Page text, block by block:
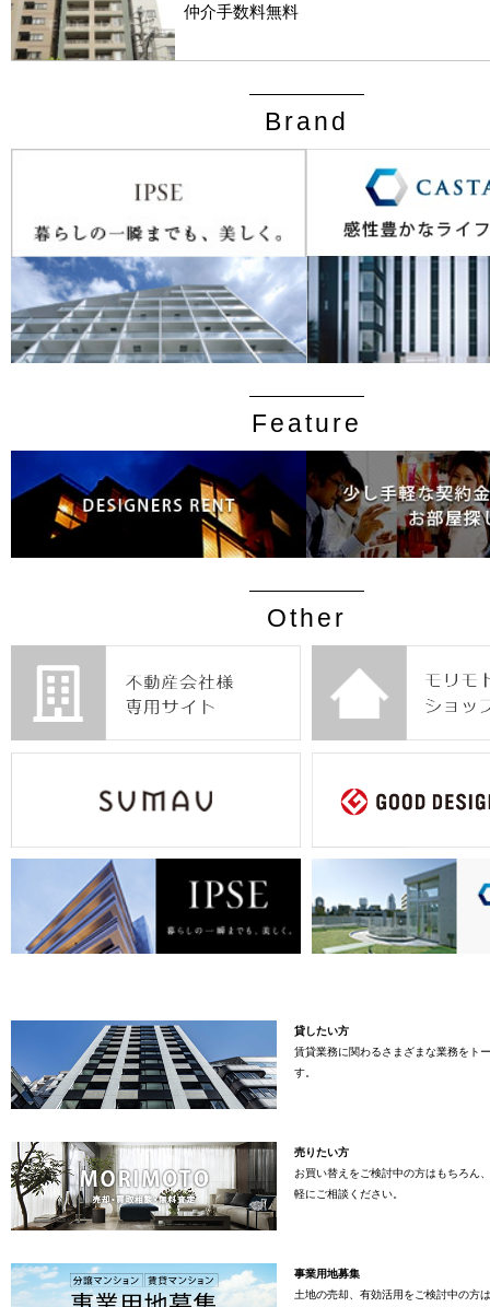
仲介手数料無料
Brand
Feature
Other
貸したい方
賃貸業務に関わるさまざまな業務をト
す。
売りたい方
お買い替えをご検討中の方はもちろん
軽にご相談ください。
事業用地募集
土地の売却、有効活用をご検討中の方